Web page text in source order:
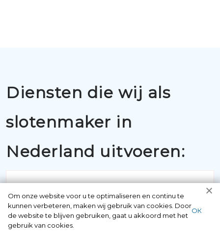
Diensten die wij als
slotenmaker in
Nederland uitvoeren:
BUITENSLUITINGEN
Om onze website voor u te optimaliseren en continu te
kunnen verbeteren, maken wij gebruik van cookies. Door
de website te blijven gebruiken, gaat u akkoord met het
gebruik van cookies.
ОК